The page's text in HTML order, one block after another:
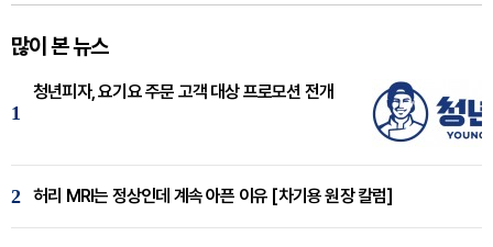
많이 본 뉴스
1
청년피자, 요기요 주문 고객 대상 프로모션 전개
2 허리 MRI는 정상인데 계속 아픈 이유 [차기용 원장 칼럼]